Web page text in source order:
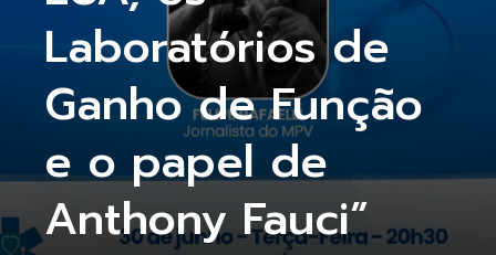
Laboratórios de
Ganho de Função
e o papel de
Anthony Fauci”